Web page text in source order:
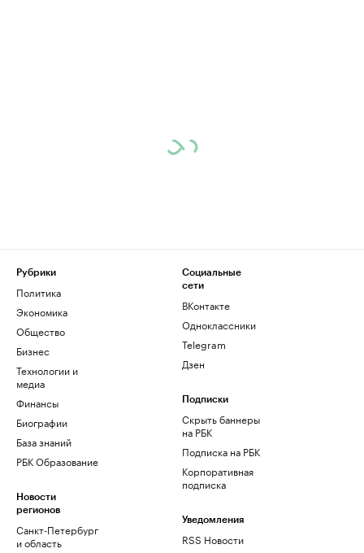
Рубрики
Политика
Экономика
Общество
Бизнес
Технологии и
медиа
Финансы
Биографии
База знаний
РБК Образование
Новости
регионов
Санкт-Петербург
и область
Социальные
сети
ВКонтакте
Одноклассники
Telegram
Дзен
Подписки
Скрыть баннеры
на РБК
Подписка на РБК
Корпоративная
подписка
Уведомления
RSS Новости